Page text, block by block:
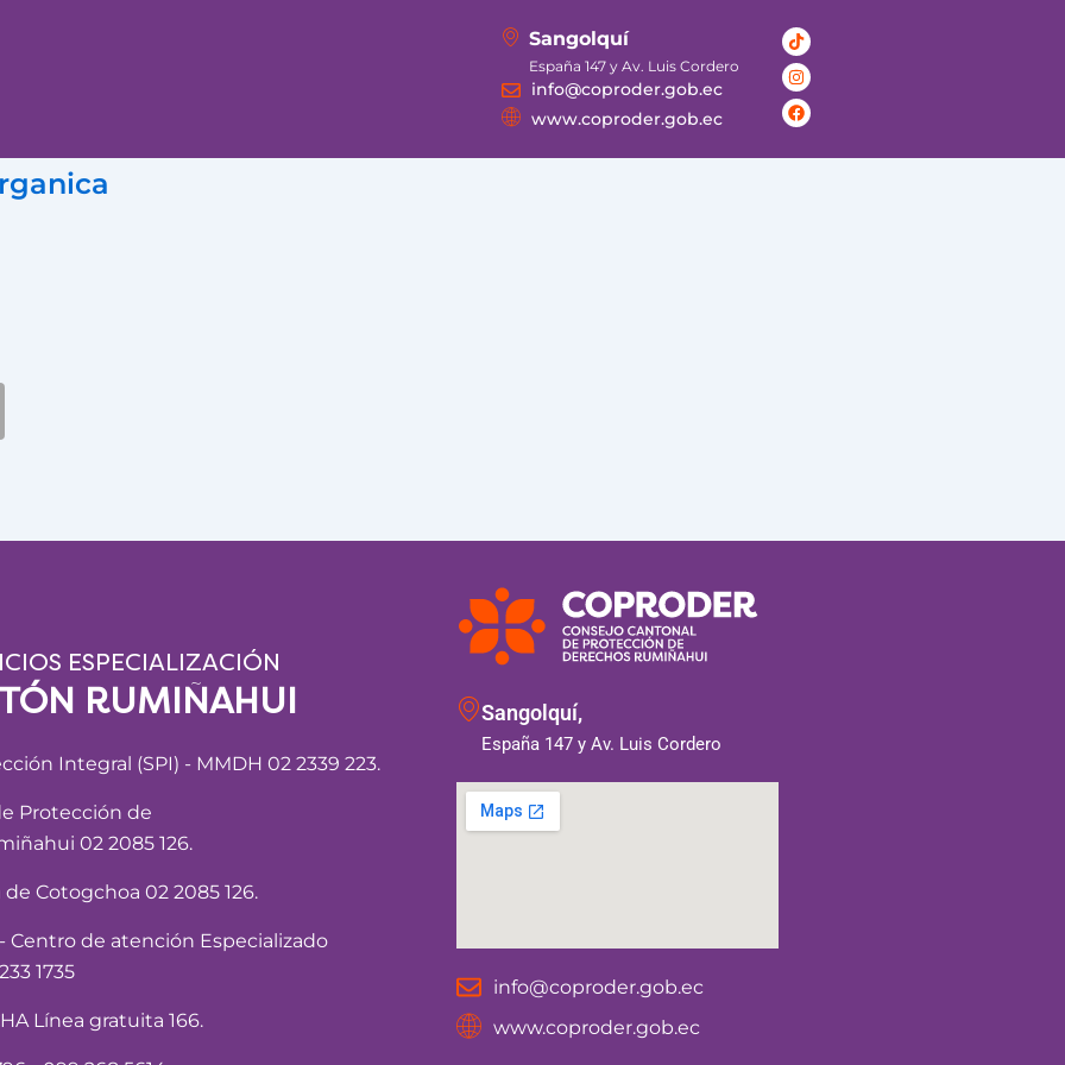
Sangolquí
España 147 y Av. Luis Cordero
info@coproder.gob.ec
www.coproder.gob.ec
Tiktok
Instagram
Facebook
ESPECIALIZACIÓN
RUMIÑAHUI
Integral (SPI) - MMDH 02 2339 223.
Protección de
02 2085 126.
Cotogchoa 02 2085 126.
Centro de atención Especializado
1735
Línea gratuita 166.
Sangolquí,
España 147 y Av. Luis Cordero
info@coproder.gob.ec
www.coproder.gob.ec